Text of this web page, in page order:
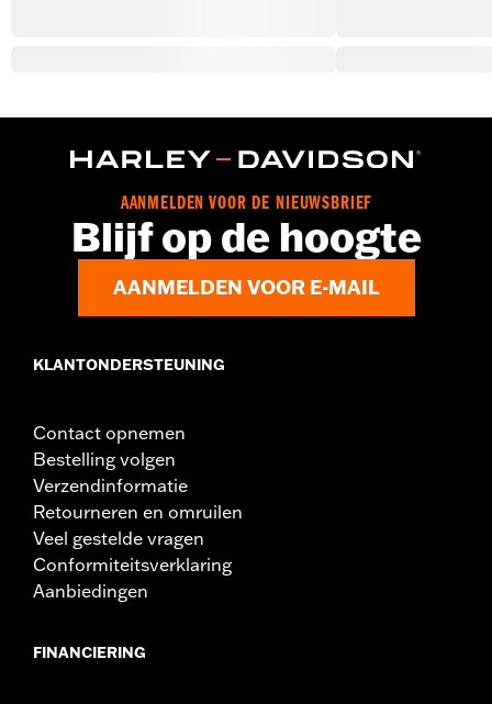
AANMELDEN VOOR DE NIEUWSBRIEF
Blijf op de hoogte
AANMELDEN VOOR E-MAIL
KLANTONDERSTEUNING
Contact opnemen
Bestelling volgen
Verzendinformatie
Retourneren en omruilen
Veel gestelde vragen
Conformiteitsverklaring
Aanbiedingen
FINANCIERING